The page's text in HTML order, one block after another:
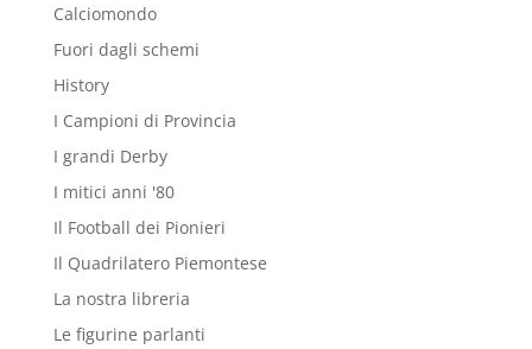
Calciomondo
Fuori dagli schemi
History
I Campioni di Provincia
I grandi Derby
I mitici anni '80
Il Football dei Pionieri
Il Quadrilatero Piemontese
La nostra libreria
Le figurine parlanti